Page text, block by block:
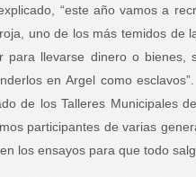
“este año vamos a
uno de los más temidos de
llevarse dinero o bienes,
en Argel como
de los Talleres Municipales
participantes de varias
los ensayos para que todo